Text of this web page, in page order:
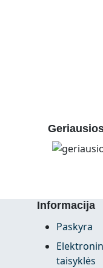
Informacija
Paskyra
taisyklės